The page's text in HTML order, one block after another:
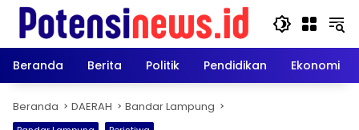
Langsung
konten
Beranda
Berita Politik Pendidikan Ekonomi
Beranda DAERAH Bandar Lampung